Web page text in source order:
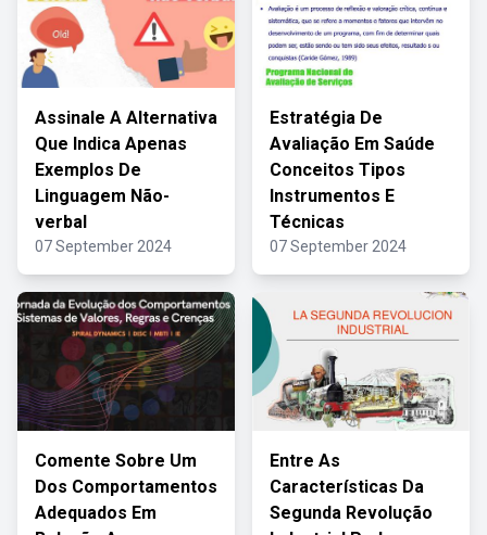
Assinale A Alternativa
Que Indica Apenas
Exemplos De
Linguagem Não-
verbal
07 September 2024
Estratégia De
Avaliação Em Saúde
Conceitos Tipos
Instrumentos E
Técnicas
07 September 2024
Comente Sobre Um
Dos Comportamentos
Adequados Em
Entre As
Características Da
Segunda Revolução